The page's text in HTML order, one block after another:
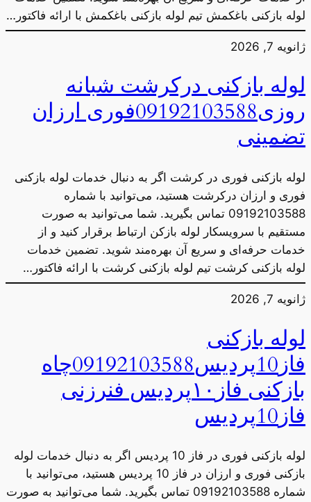
لوله بازکنی باغکمش تیم لوله بازکنی باغکمش با ارائه فاکتور…
ژانویه 7, 2026
لوله بازکنی درکرشت شبانه
روزی09192103588فوری ارزان
تضمینی
لوله بازکنی فوری در کرشت اگر به دنبال خدمات لوله بازکنی
فوری و ارزان درکرشت هستید، می‌توانید با شماره
09192103588 تماس بگیرید. شما می‌توانید به صورت
مستقیم با سرویسکار لوله بازکن ارتباط برقرار کنید و از
خدمات حرفه‌ای و سریع آن بهره‌مند شوید. تضمین خدمات
لوله بازکنی کرشت تیم لوله بازکنی کرشت با ارائه فاکتور…
ژانویه 7, 2026
لوله بازکنی
فاز10پردیس09192103588چاه
بازکنی فاز۱۰پردیس فنرزنی
فاز10پردیس
لوله بازکنی فوری در فاز 10 پردیس اگر به دنبال خدمات لوله
بازکنی فوری و ارزان در فاز 10 پردیس هستید، می‌توانید با
شماره 09192103588 تماس بگیرید. شما می‌توانید به صورت